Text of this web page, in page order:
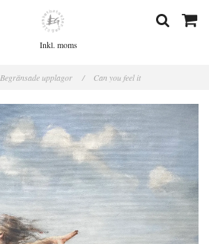
Inkl. moms
Begränsade upplagor / Can you feel it